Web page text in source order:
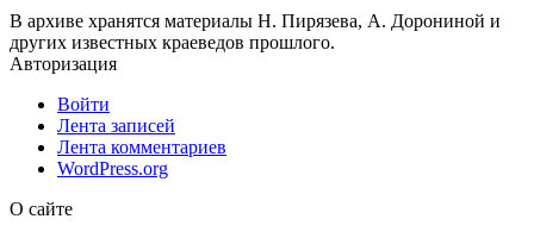
В архиве хранятся материалы Н. Пирязева, А. Дорониной и
других известных краеведов прошлого.
Авторизация
Войти
Лента записей
Лента комментариев
WordPress.org
О сайте